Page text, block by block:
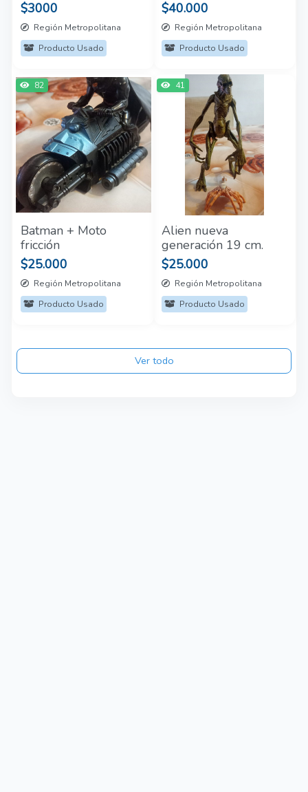
$3000
Región Metropolitana
Producto Usado
$40.000
Región Metropolitana
Producto Usado
82
Batman + Moto
fricción
$25.000
Región Metropolitana
Producto Usado
41
Alien nueva
generación 19 cm.
$25.000
Región Metropolitana
Producto Usado
Ver todo